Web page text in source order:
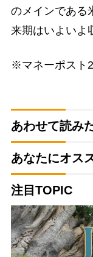
のメインである
来期はいよいよ
※マネーポスト
あわせて読み
あなたにオス
注目TOPIC